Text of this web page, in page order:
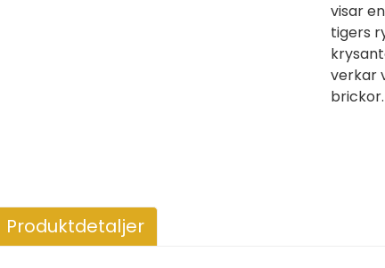
visar
tigers
verkar
Produktdetaljer